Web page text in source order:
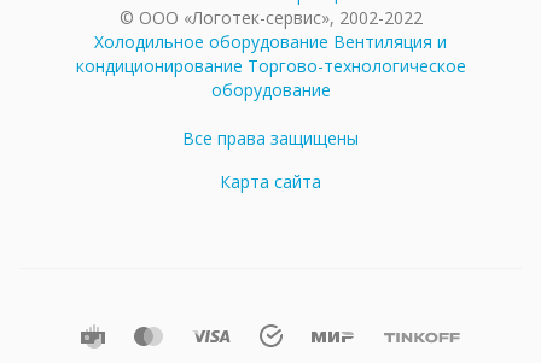
© ООО «Логотек-сервис», 2002-2022
Холодильное оборудование Вентиляция и
кондиционирование Торгово-технологическое
оборудование
Все права защищены
Карта сайта